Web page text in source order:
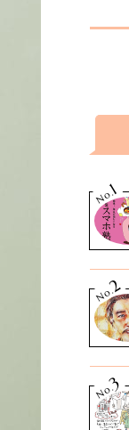
No.
1
No.2
No.
3